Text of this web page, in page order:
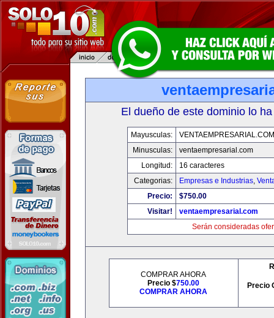
El dueño de este dominio lo
Mayusculas:
VENTAEMPRESARIAL.COM
Minusculas:
ventaempresarial.com
Longitud:
16 caracteres
Categorias:
Empresas e Industrias,
Precio:
$750.00
Visitar!
ventaempresarial.com
Serán consideradas
COMPRAR AHORA
Precio $750.00
COMPRAR AHORA
Precio